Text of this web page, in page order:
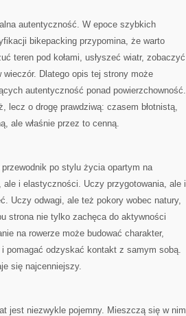
autentyczność. W epoce szybkich
bikepacking przypomina, że warto
teren pod kołami, usłyszeć wiatr, zobaczyć
Dlatego opis tej strony może
autentyczność ponad powierzchowność.
lecz o drogę prawdziwą: czasem błotnistą,
ale właśnie przez to cenną.
po stylu życia opartym na
ale i elastyczności. Uczy przygotowania, ale i
Uczy odwagi, ale też pokory wobec natury,
strona nie tylko zachęca do aktywności
na rowerze może budować charakter,
pomagać odzyskać kontakt z samym sobą.
się najcenniejszy.
jest niezwykle pojemny. Mieszczą się w nim